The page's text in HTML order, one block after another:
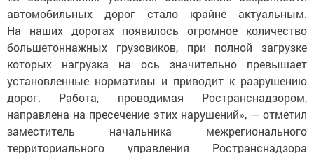
автомобильных дорог стало крайне актуальным.
На наших дорогах появилось огромное количество
большетоннажных грузовиков, при полной загрузке
которых нагрузка на ось значительно превышает
установленные нормативы и приводит к разрушению
дорог. Работа, проводимая Ространснадзором,
направлена на пресечение этих нарушений», — отметил
заместитель начальника межрегионального
территориального управления Ространснадзора